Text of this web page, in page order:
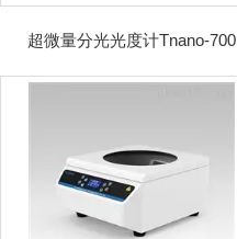
超微量分光光度计Tnano-700